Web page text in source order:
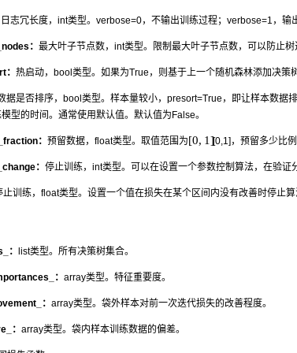
日志冗长度，int类型。verbose=0，不输出训练过程；verbose=1，
： 最大叶子节点数，int类型。限制最大叶子节点数，可以防止
热启动，bool类型。如果为True，则基于上一个随机森林添加决策
据是否排序，bool类型。样本量较小，presort=True，即让样本数据
型的时间。通常使用默认值。默认值为False。
： 预留数据，float类型。取值范围为[0, 1][0,1] ，预留多少比
： 停止训练，int类型。可以在设置一个参数控制算法，在验证
止训练，float类型。设置一个值在损失在某个区间内没有改善时停止算
： list类型。所有决策树集合。
： array类型。特征重要度。
： array类型。袋外样本对前一次迭代损失的改善程度。
： array类型。袋内样本训练数据的偏差。